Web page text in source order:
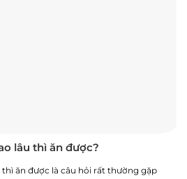
lâu thì ăn được?
ăn được là câu hỏi rất thường gặp